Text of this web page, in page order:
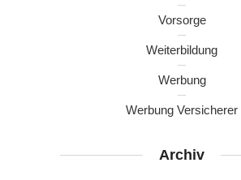
Vorsorge
Weiterbildung
Werbung
Werbung Versicherer
Archiv